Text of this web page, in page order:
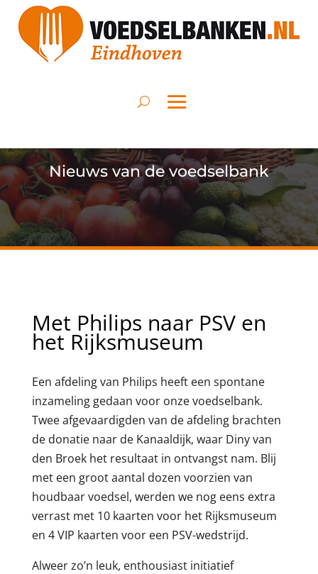
Nieuws van de voedselbank
Met Philips naar PSV en
het Rijksmuseum
Een afdeling van Philips heeft een spontane
inzameling gedaan voor onze voedselbank.
Twee afgevaardigden van de afdeling brachten
de donatie naar de Kanaaldijk, waar Diny van
den Broek het resultaat in ontvangst nam. Blij
met een groot aantal dozen voorzien van
houdbaar voedsel, werden we nog eens extra
verrast met 10 kaarten voor het Rijksmuseum
en 4 VIP kaarten voor een PSV-wedstrijd.
Alweer zo’n leuk, enthousiast initiatief